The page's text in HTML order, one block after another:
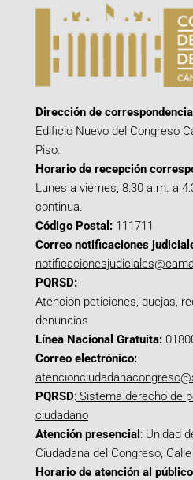
Dirección de
Edificio Nuevo del Congreso
Piso.
Horario de recepción
Lunes a viernes, 8:30 a.m. a
continua.
Código Postal: 111711
Correo notificaciones
PQRSD:
Atención peticiones, quejas,
denuncias
Línea Nacional Gratuita:
Correo electrónico:
PQRSD: Sistema derecho de
ciudadano
Atención presencial : Unidad
Ciudadana del Congreso,
Horario de atención al